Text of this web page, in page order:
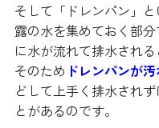
そして「ドレンパン」
露の水を集めておく部
に水が流れて排水され
そのため ドレンパンが
どして上手く排水され
とがあるのです。